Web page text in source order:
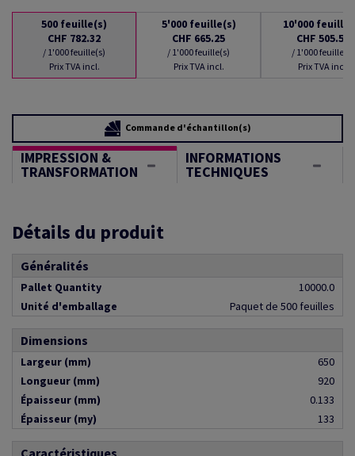
500 feuille(s)
CHF 782.32
/ 1'000 feuille(s)
Prix TVA incl.
5'000 feuille(s)
CHF 665.25
/ 1'000 feuille(s)
Prix TVA incl.
10'000
CHF 505.58
/ 1'000 feuille(s)
Prix TVA incl.
Commande d'échantillon(s)
IMPRESSION &
TRANSFORMATION
INFORMATIONS
TECHNIQUES
Détails du produit
Généralités
Pallet Quantity
10000.0
Unité d'emballage
Paquet de 500 feuilles
Dimensions
Largeur (mm)
650
Longueur (mm)
920
Épaisseur (mm)
0.133
Épaisseur (my)
133